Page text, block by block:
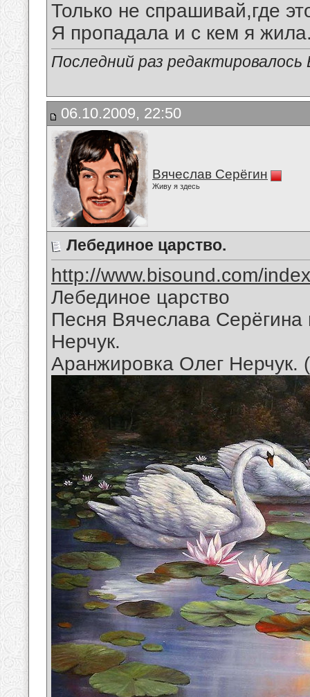
Только не спрашивай,где
Я пропадала и с кем я
Последний раз
06.10.2009, 22:50
Вячеслав Серёгин
Живу я здесь
Лебединое царство.
http://www.bisound.com/
Лебединое царство
Песня Вячеслава
Нерчук.
Аранжировка Олег Нерчук.